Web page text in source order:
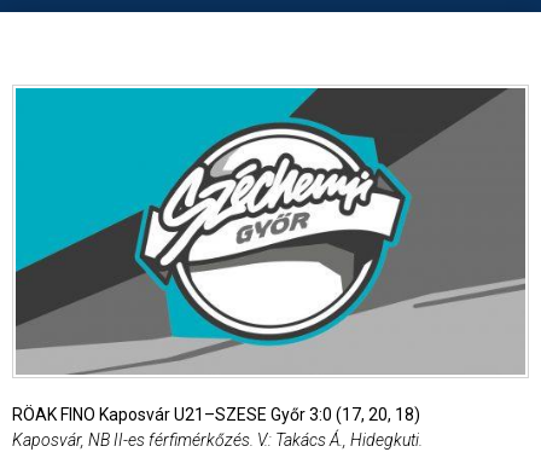
RÖAK FINO Kaposvár U21–SZESE Győr 3:0 (17, 20, 18)
Kaposvár, NB II-es férfimérkőzés. V.: Takács Á., Hidegkuti.